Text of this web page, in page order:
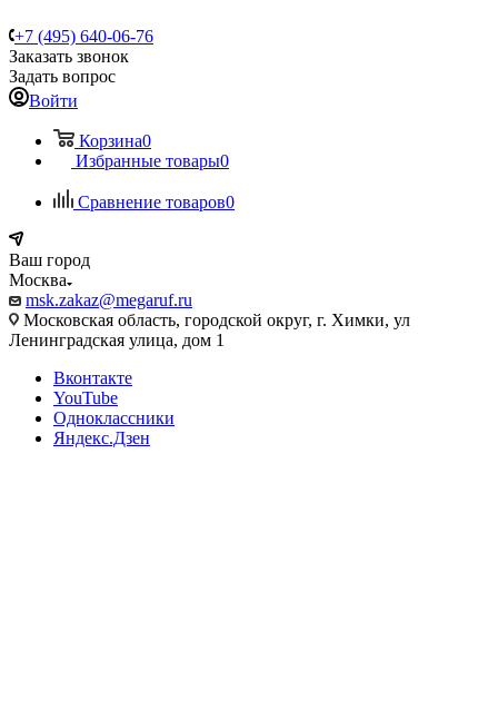
+7 (495) 640-06-76
Заказать звонок
Задать вопрос
Войти
Корзина0
Избранные товары0
Сравнение товаров0
Ваш город
Москва
msk.zakaz@megaruf.ru
Московская область, городской округ, г. Химки, ул
Ленинградская улица, дом 1
Вконтакте
YouTube
Одноклассники
Яндекс.Дзен